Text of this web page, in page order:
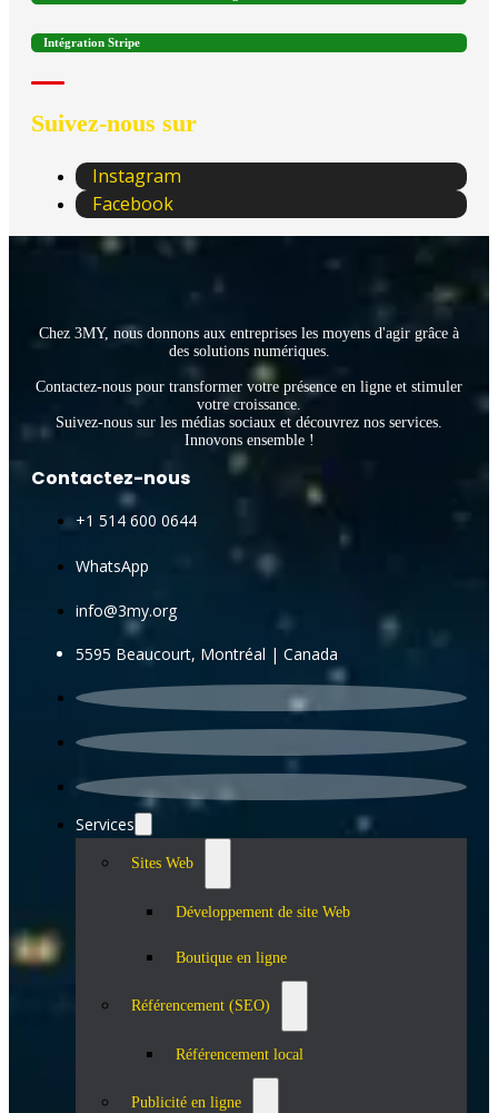
Intégration Stripe
Suivez-nous sur
Instagram
Facebook
Chez 3MY, nous donnons aux entreprises les moyens d'agir grâce à
des solutions numériques.
Contactez-nous pour transformer votre présence en ligne et stimuler
votre croissance.
Suivez-nous sur les médias sociaux et découvrez nos services.
Innovons ensemble !
Contactez-nous
+1 514 600 0644
WhatsApp
info@3my.org
5595 Beaucourt, Montréal | Canada
Services
Sites Web
Développement de site Web
Boutique en ligne
Référencement (SEO)
Référencement local
Publicité en ligne